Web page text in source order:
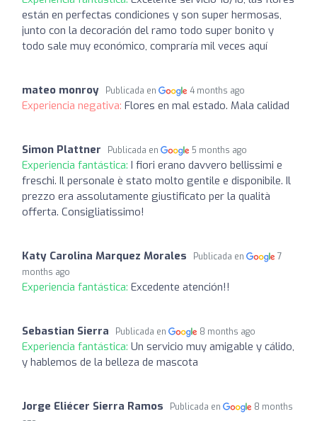
están en perfectas condiciones y son super hermosas,
junto con la decoración del ramo todo super bonito y
todo sale muy económico, compraría mil veces aquí
mateo monroy Publicada en 4 months ago
Experiencia negativa: Flores en mal estado. Mala calidad
Simon Plattner Publicada en 5 months ago
Experiencia fantástica: I fiori erano davvero bellissimi e
freschi. Il personale è stato molto gentile e disponibile. Il
prezzo era assolutamente giustificato per la qualità
offerta. Consigliatissimo!
Katy Carolina Marquez Morales Publicada en
7
months ago
Experiencia fantástica: Excedente atención!!
Sebastian Sierra Publicada en 8 months ago
Experiencia fantástica: Un servicio muy amigable y cálido,
y hablemos de la belleza de mascota
Jorge Eliécer Sierra Ramos Publicada en
8 months